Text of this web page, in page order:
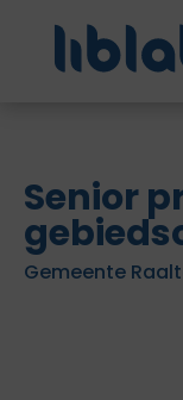
Senior
Gemeente